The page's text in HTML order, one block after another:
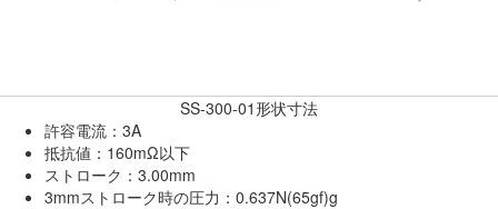
SS-300-01形状寸法
許容電流：3A
抵抗値：160mΩ以下
ストローク：3.00mm
3mmストローク時の圧力：0.637N(65gf)g